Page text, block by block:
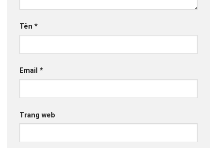
Tên *
Email *
Trang web